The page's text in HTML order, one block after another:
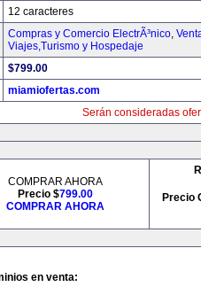
12 caracteres
Compras y Comercio ElectrÃ³nico,
Viajes,Turismo y Hospedaje
$799.00
miamiofertas.com
Serán consideradas
COMPRAR AHORA
Precio $799.00
COMPRAR AHORA
Precio
en venta: